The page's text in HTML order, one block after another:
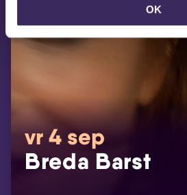
OK
vr 4 sep
Breda Barst